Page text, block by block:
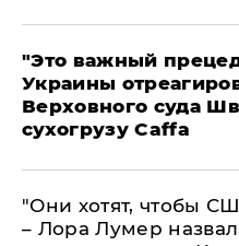
"Это важный
Украины
Верховного суда
сухогрузу Caffa
"Они хотят, чтобы
– Лора Лумер